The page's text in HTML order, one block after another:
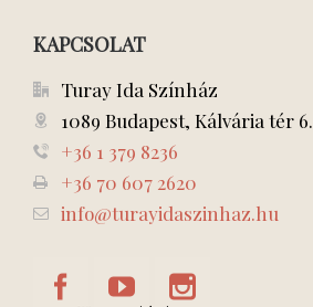
KAPCSOLAT
Turay Ida Színház
1089 Budapest, Kálvária tér 6.
+36 1 379 8236
+36 70 607 2620
info@turayidaszinhaz.hu